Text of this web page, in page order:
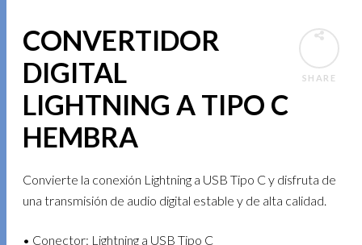
SHARE
CONVERTIDOR
DIGITAL
LIGHTNING A TIPO C
HEMBRA
Convierte la conexión Lightning a USB Tipo C y disfruta de
una transmisión de audio digital estable y de alta calidad.
• Conector: Lightning a USB Tipo C